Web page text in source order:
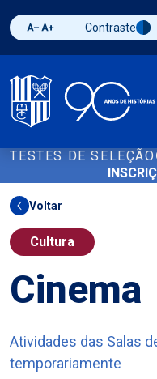
Diminuir fonte
Aumentar fonte
Alternar
Contraste
TESTES DE SELEÇÃO
Voltar
Cultura
Cinema
Atividades das Salas
temporariamente